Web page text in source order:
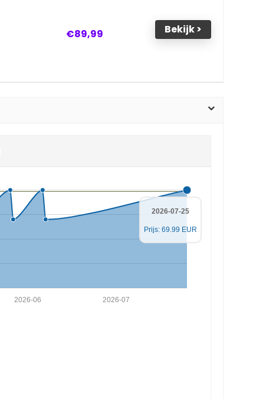
€89,99 Bekijk >
2026-07
2026-06
2026-07-25
Prijs: 69.99 EUR